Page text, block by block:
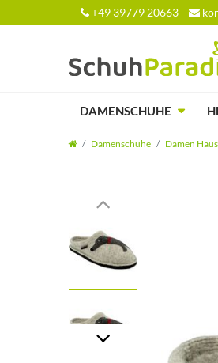
+49 39779 20663
DAMENSCHUHE
Damenschuhe Damen